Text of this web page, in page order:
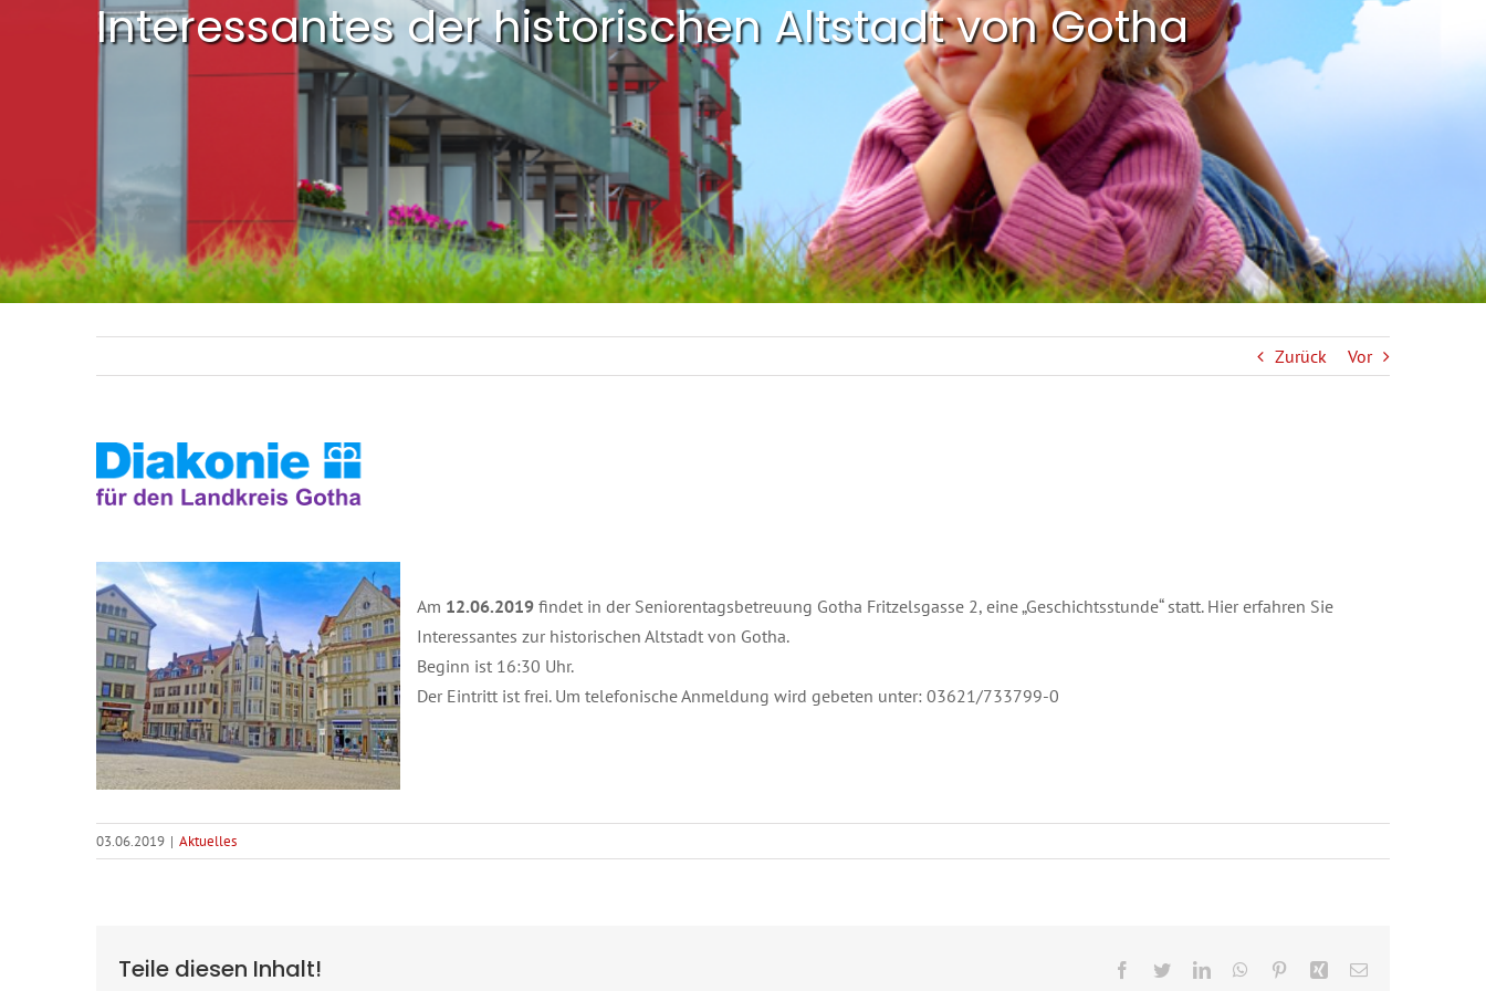
Interessantes der historischen Altstadt von Gotha
Zurück Vor
Am 12.06.2019 findet in der Seniorentagsbetreuung Gotha Fritzelsgasse 2, eine „Geschichtsstunde“ statt. Hier erfahren Sie
Interessantes zur historischen Altstadt von Gotha.
Beginn ist 16:30 Uhr.
Der Eintritt ist frei. Um telefonische Anmeldung wird gebeten unter: 03621/733799-0
03.06.2019 | Aktuelles
Teile diesen Inhalt! Facebook
TwitterLinkedInWhatsApp
PinterestXing E-